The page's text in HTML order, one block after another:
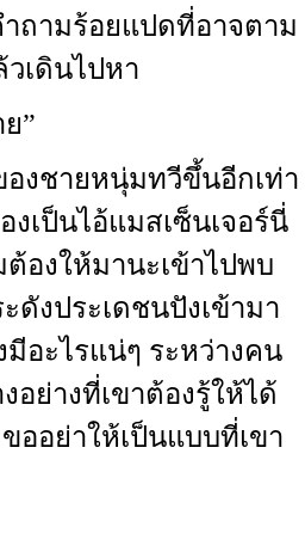
ำถามร้อยแปดที่อาจตาม
เดินไปหา
”
ยหนุ่มทวีขึ้นอีกเท่า
งเป็นไอ้แมสเซ็นเจอร์นี่
องให้มานะเข้าไปพบ
ดังประเดชนปังเข้ามา
อะไรแน่ๆ ระหว่างคน
อย่างที่เขาต้องรู้ให้ได้
ออย่าให้เป็นแบบที่เขา